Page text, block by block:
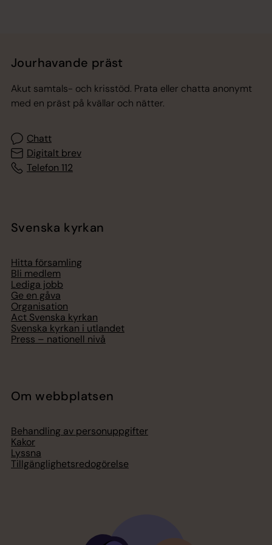
Jourhavande präst
Akut samtals- och krisstöd. Prata eller chatta anonymt
med en präst på kvällar och nätter.
Chatt
Digitalt brev
Telefon 112
Svenska kyrkan
Hitta församling
Bli medlem
Lediga jobb
Ge en gåva
Organisation
Act Svenska kyrkan
Svenska kyrkan i utlandet
Press – nationell nivå
Om webbplatsen
Behandling av personuppgifter
Kakor
Lyssna
Tillgänglighetsredogörelse